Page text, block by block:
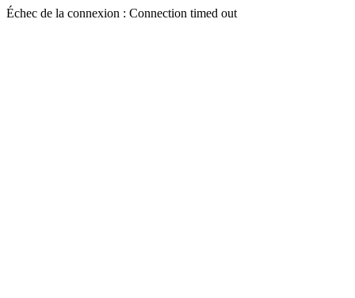
Échec de la connexion : Connection timed out